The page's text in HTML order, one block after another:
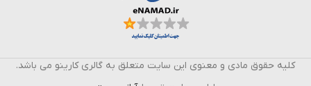
کلیه حقوق مادی و معنوی این سایت متعلق به گالری کارینو می باشد.